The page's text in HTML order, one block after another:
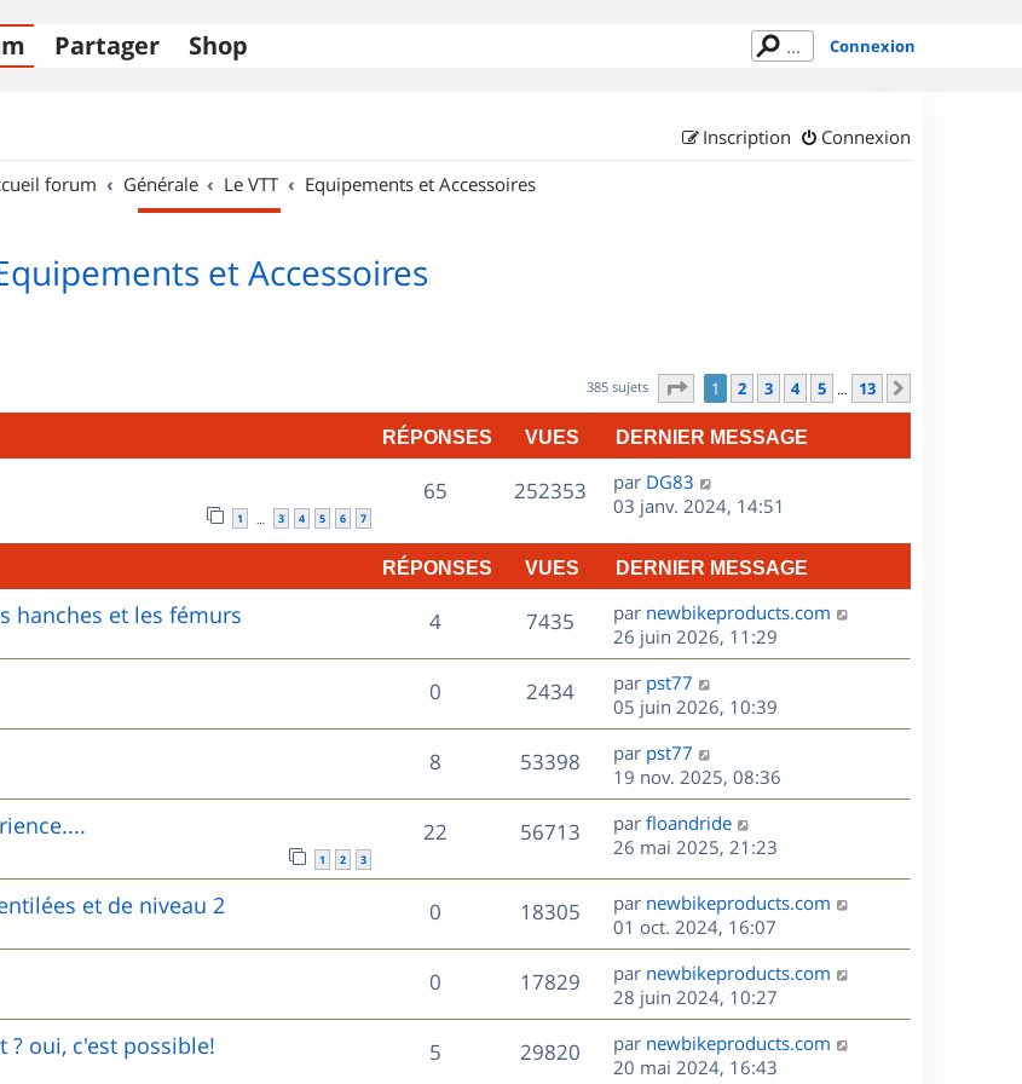
Partager Shop Connexion
Connexion
Inscription
forum Générale Le VTT Equipements et Accessoires
et Accessoires
385 sujets Page sur13
1 2 3 4 5 … 13
RÉPONSES VUES DERNIER MESSAGE
1 … 3 4 5 6 7
65R
p
n
s
252353V
D
e
r
m
e
s
s
a
g
e
par DG83
03 janv. 2024, 14:51
RÉPONSES VUES DERNIER MESSAGE
hanches et les fémurs 4R
é
o
n
s
e
s
7435V
u
s
D
e
r
n
i
e
r
m
e
s
s
a
g
e
par newbikeproducts.com
26 juin 2026, 11:29
0R
é
p
o
s
e
s
2434V
u
e
s
D
e
r
n
i
e
r
m
e
s
s
a
g
e
par pst77
05 juin 2026, 10:39
8R
é
p
s
e
s
53398V
u
e
D
e
r
n
i
r
m
e
s
s
a
g
e
par pst77
19 nov. 2025, 08:36
1 2 3
22R
é
56713V
u
e
D
e
i
e
r
m
e
s
s
par floandride
26 mai 2025, 21:23
et de niveau 2 0R
é
18305V
u
s
D
e
r
n
i
e
r
m
par newbikeproducts.com
01 oct. 2024, 16:07
0R
é
17829V
u
D
e
r
n
i
par newbikeproducts.com
28 juin 2024, 10:27
? oui, c'est possible! 5R
29820V
D
e
par newbikeproducts.com
20 mai 2024, 16:43